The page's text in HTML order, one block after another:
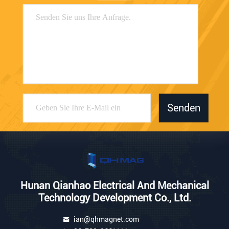
Senden
Hunan Qianhao Electrical And Mechanical
Technology Development Co., Ltd.
ian@qhmagnet.com